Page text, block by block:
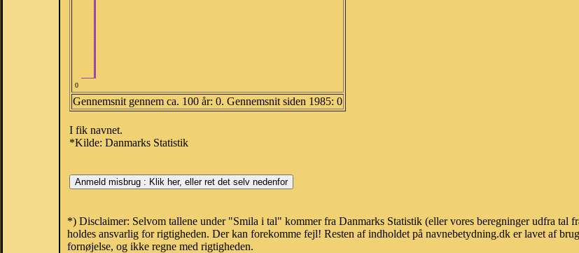
0
Gennemsnit gennem ca. 100 år: 0. Gennemsnit siden 1985: 0
I fik navnet.
*Kilde: Danmarks Statistik
*) Disclaimer: Selvom tallene under "Smila i tal" kommer fra Danmarks Statistik (eller vores beregninger udfra tal
holdes ansvarlig for rigtigheden. Der kan forekomme fejl! Resten af indholdet på navnebetydning.dk er lavet af
fornøjelse, og ikke regne med rigtigheden.